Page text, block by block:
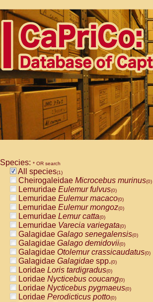
Species: * OR search
All species(1)
Cheirogaleidae Microcebus murinus(0)
Lemuridae Eulemur fulvus(0)
Lemuridae Eulemur macaco(0)
Lemuridae Eulemur mongoz(0)
Lemuridae Lemur catta(0)
Lemuridae Varecia variegata(0)
Galagidae Galago senegalensis(0)
Galagidae Galago demidovii(0)
Galagidae Otolemur crassicaudatus(0)
Galagidae Galagidae spp.(0)
Loridae Loris tardigradus(0)
Loridae Nycticebus coucang(0)
Loridae Nycticebus pygmaeus(0)
Loridae Perodicticus potto(0)